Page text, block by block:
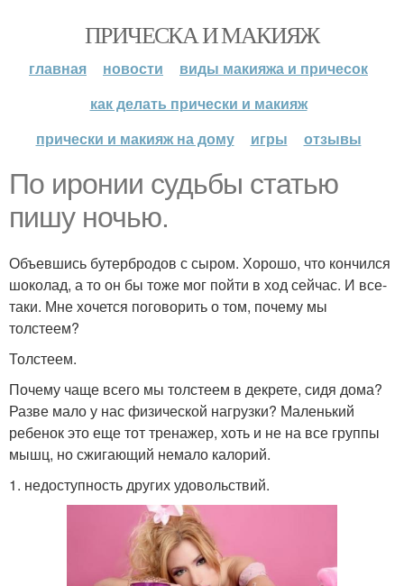
ПРИЧЕСКА И МАКИЯЖ
главная новости
виды макияжа и причесок
как делать прически и макияж
прически и макияж на дому
игры отзывы
По иронии судьбы статью
пишу ночью.
Объевшись бутербродов с сыром. Хорошо, что кончился
шоколад, а то он бы тоже мог пойти в ход сейчас. И все-
таки. Мне хочется поговорить о том, почему мы
толстеем?
Толстеем.
Почему чаще всего мы толстеем в декрете, сидя дома?
Разве мало у нас физической нагрузки? Маленький
ребенок это еще тот тренажер, хоть и не на все группы
мышц, но сжигающий немало калорий.
1. недоступность других удовольствий.